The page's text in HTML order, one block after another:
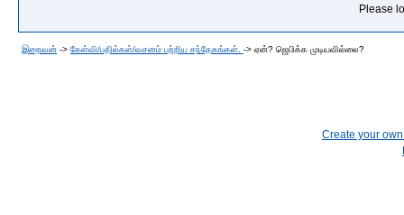
Please
இறைவன் -> கேள்வி/பதில்கள்/வசனம் பற்றிய சந்தேகங்கள். -> ஏன்? ஜெபிக்க முடியவில்லை?
Create your